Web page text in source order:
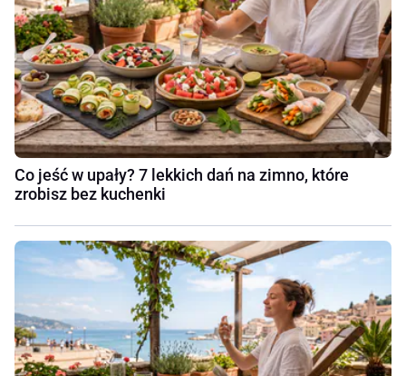
Co jeść w upały? 7 lekkich dań na zimno, które
zrobisz bez kuchenki